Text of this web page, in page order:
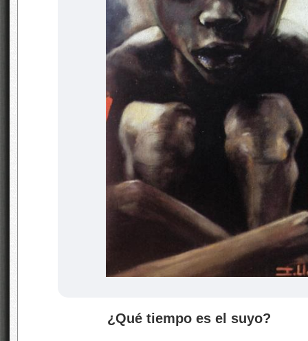
¿Qué tiempo es el suyo?